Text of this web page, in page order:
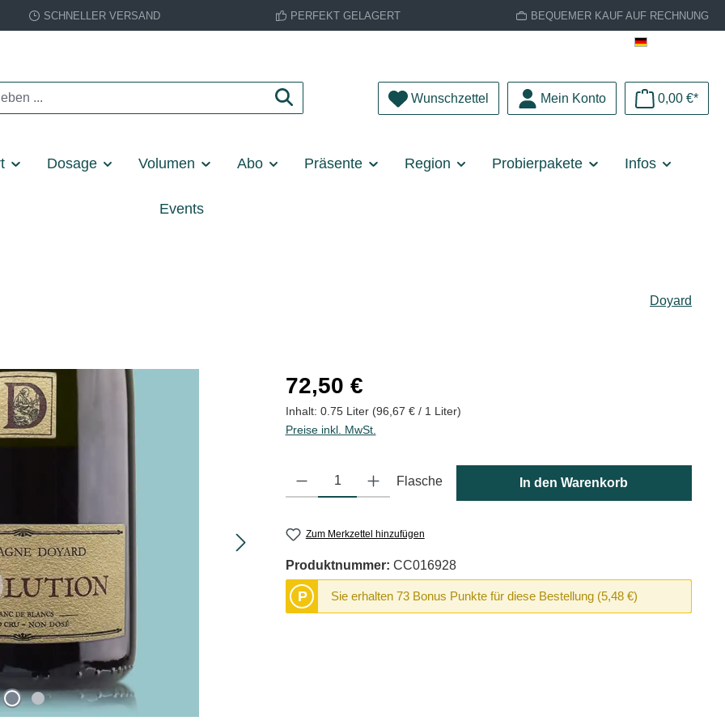
SCHNELLER VERSAND PERFEKT GELAGERT BEQUEMER KAUF AUF RECHNUNG
Wunschzettel Du hast 0 Produkte auf dem Merkzettel
Mein Konto 0,00 €*
Dosage Volumen Abo Präsente Region Probierpakete Infos
Events
Doyard
Regulärer Preis:
72,50 €
Inhalt: 0.75 Liter (96,67 € / 1 Liter)
Preise inkl. MwSt.
Produkt Anzahl: Gib den gewünschten Wert ein oder benutze die Schaltflächen um
Flasche In den Warenkorb
Zum Merkzettel hinzufügen
Produktnummer: CC016928
P Sie erhalten 73 Bonus Punkte für diese Bestellung (5,48 €)